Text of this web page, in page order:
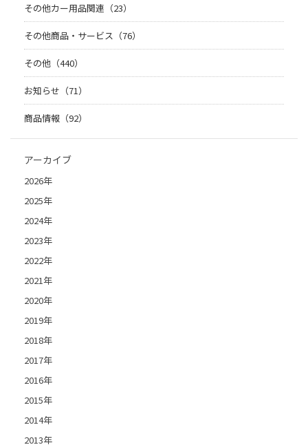
その他カー用品関連（23）
その他商品・サービス（76）
その他（440）
お知らせ（71）
商品情報（92）
アーカイブ
2026年
2025年
2024年
2023年
2022年
2021年
2020年
2019年
2018年
2017年
2016年
2015年
2014年
2013年